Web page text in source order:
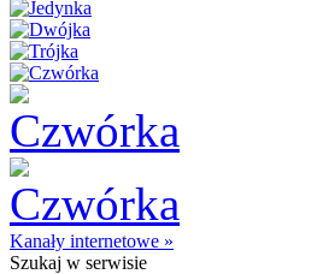
Kanały internetowe »
Szukaj w serwisie